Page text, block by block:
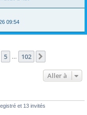
09:54
5 102
Aller à
et 13 invités